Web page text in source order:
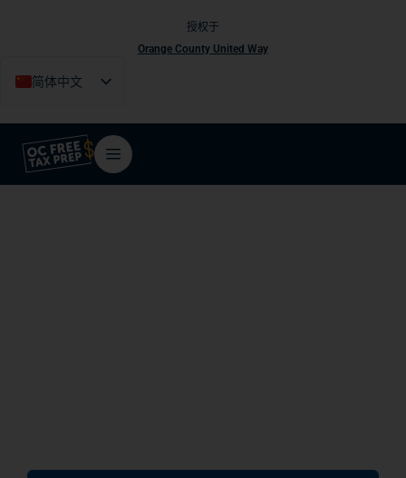
授权于
Orange County United Way
简体中文
Español
Tiếng Việt